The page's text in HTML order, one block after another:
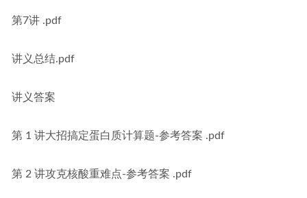
第7讲 .pdf
讲义总结.pdf
讲义答案
第 1 讲大招搞定蛋白质计算题-参考答案 .pdf
第 2 讲攻克核酸重难点-参考答案 .pdf